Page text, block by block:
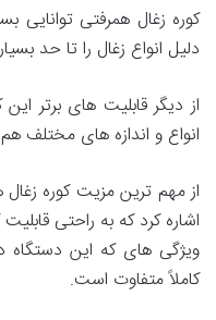
کوره زغال همرفتی توانایی
دلیل انواع زغال را تا حد
از دیگر قابلیت های برتر
انواع و اندازه های مختلف
اشاره کرد که به راحتی
کاملاً متفاوت است.